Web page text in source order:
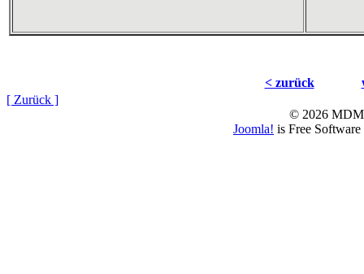
< zurück
[ Zurück ]
© 2026
Joomla! is Free